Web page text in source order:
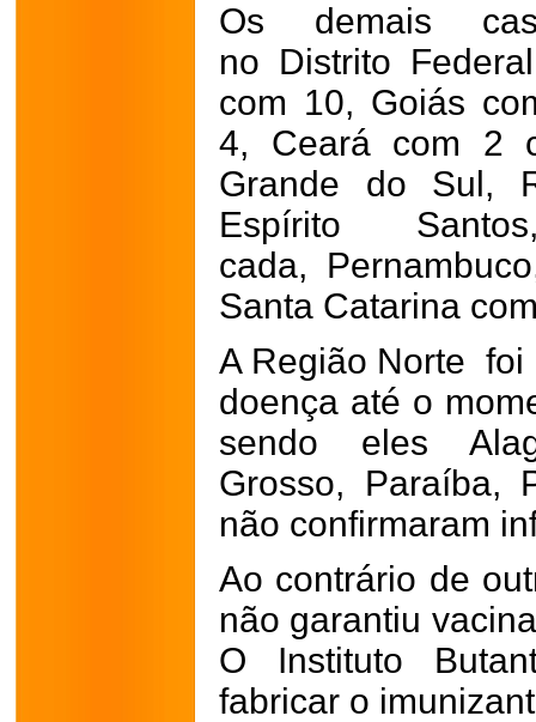
Os demais
no Distrito
com 10, Goiás
4, Ceará com 2
Grande do Sul,
Espírito
cada,
Santa Catarina
A Região Norte foi
doença até o
sendo eles
Grosso, Paraíba,
não confirmaram
Ao contrário de
não garantiu
O Instituto
fabricar o